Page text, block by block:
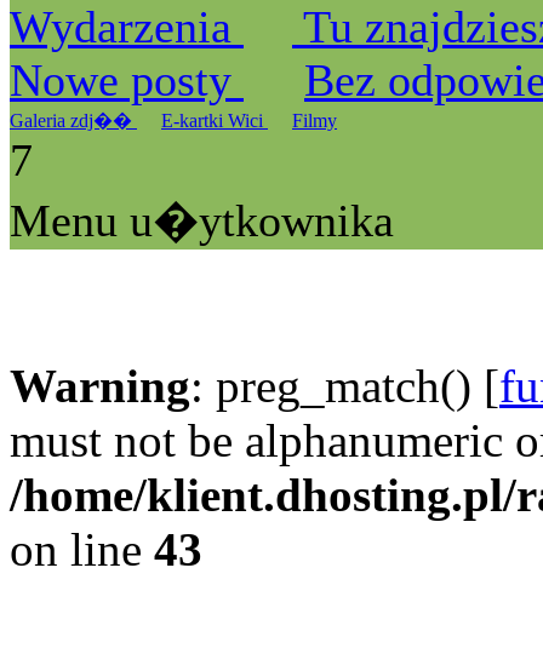
Wydarzenia
Tu
Nowe posty
Bez
Galeria zdj�� E-kartki Wici Filmy
7
Menu u�ytkownika
Warning: preg_match() [
must not be alphanumeric
/home/klient.dhosting.pl/
on line 43